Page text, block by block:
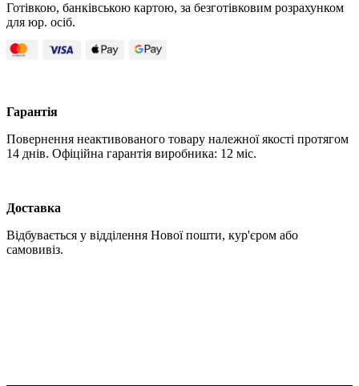
Готівкою, банківською картою, за безготівковим розрахунком
для юр. осіб.
Гарантія
Повернення неактивованого товару належної якості протягом
14 днів. Офіційна гарантія виробника: 12 міс.
Доставка
Відбувається у відділення Нової пошти, кур'єром або
самовивіз.